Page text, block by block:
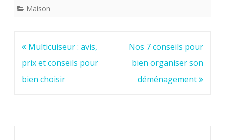
Maison
Post
navigation
Multicuiseur : avis,
prix et conseils pour
bien choisir
Nos 7 conseils pour
bien organiser son
déménagement